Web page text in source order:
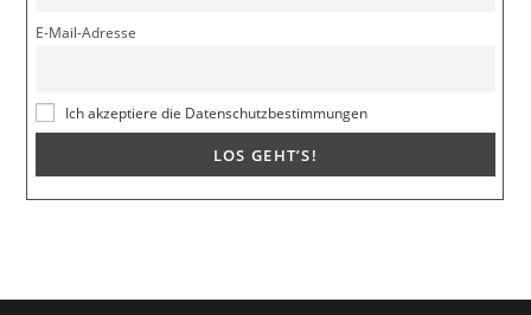
E-Mail-Adresse
Ich akzeptiere die Datenschutzbestimmungen